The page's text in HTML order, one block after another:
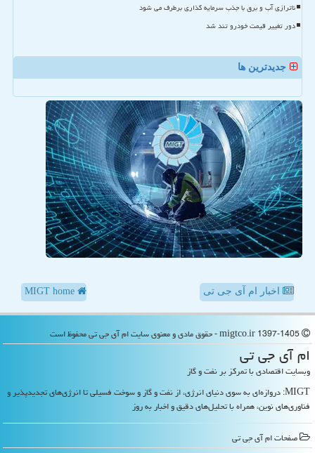
ناترازی آب و برق با جذب سرمایه گذاری برطرف می شود
دور تغییر قیمت خودرو تند شد
جدیدترین ها
اخبار ام آی جی تی
ام آی جی تی
وبسایت اقتصادی با تمرکز بر نفت و گاز
MIGT: دروازه‌ای به سوی دنیای انرژی، از نفت و گاز و سوخت فسیلی تا انرژی‌های تجدیدپذیر و
فناوری‌های نوین، همراه با تحلیل‌های دقیق و اخبار به روز
صفحات ام آی جی تی